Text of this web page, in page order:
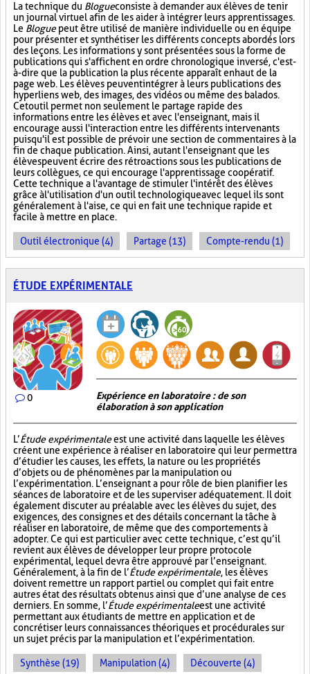
La technique du Blogueconsiste à demander aux élèves de tenir
un journal virtuel afin de les aider à intégrer leurs apprentissages.
Le Bloguepeut être utilisé de manière individuelle ou en équipe
pour présenter et synthétiser les différents concepts abordés lors
des leçons. Les informations y sont présentées sous la forme de
publications qui s'affichent en ordre chronologique inversé, c'est-
à-dire que la publication la plus récente apparaît en haut de la
page web. Les élèves peuvent intégrer à leurs publications des
hyperliens web, des images, des vidéos ou même des balados.
Cet outil permet non seulement le partage rapide des
informations entre les élèves et avec l'enseignant, mais il
encourage aussi l'interaction entre les différents intervenants
puisqu'il est possible de prévoir une section de commentaires à la
fin de chaque publication. Ainsi, autant l'enseignant que les
élèves peuvent écrire des rétroactions sous les publications de
leurs collègues, ce qui encourage l'apprentissage coopératif.
Cette technique a l'avantage de stimuler l'intérêt des élèves
grâce à l'utilisation d'un outil technologique avec lequel ils sont
généralement à l'aise, ce qui en fait une technique rapide et
facile à mettre en place.
Outil électronique (4) Partage (13) Compte-rendu (1)
ÉTUDE EXPÉRIMENTALE
0
Expérience en laboratoire : de son
élaboration à son application
L’Étude expérimentaleest une activité dans laquelle les élèves
créent une expérience à réaliser en laboratoire qui leur permettra
d’étudier les causes, les effets, la nature ou les propriétés
d’objets ou de phénomènes par la manipulation ou
l’expérimentation. L’enseignant a pour rôle de bien planifier les
séances de laboratoire et de les superviser adéquatement. Il doit
également discuter au préalable avec les élèves du sujet, des
exigences, des consignes et des détails concernant la tâche à
réaliser en laboratoire, de même que des comportements à
adopter. Ce qui est particulier avec cette technique, c’est qu’il
revient aux élèves de développer leur propre protocole
expérimental, lequel devra être approuvé par l’enseignant.
Généralement, à la fin de l’Étude expérimentale, les élèves
doivent remettre un rapport partiel ou complet qui fait entre
autres état des résultats obtenus ainsi que d’une analyse de ces
derniers. En somme, l’Étude expérimentaleest une activité
permettant aux étudiants de mettre en application et de
concrétiser leurs connaissances théoriques et procédurales sur
un sujet précis par la manipulation et l’expérimentation.
Synthèse (19) Manipulation (4) Découverte (4)